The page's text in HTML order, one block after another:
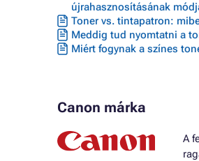
újrahasznosításának
Toner vs. tintapatron:
Meddig tud nyomtatni a
Miért fogynak a színes
Canon márka
A